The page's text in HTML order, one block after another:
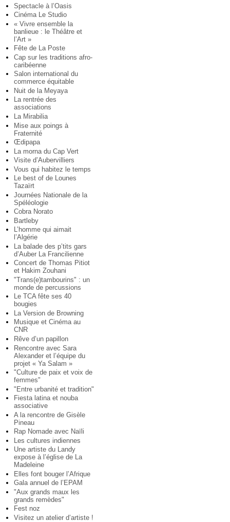
Spectacle à l’Oasis
Cinéma Le Studio
« Vivre ensemble la
banlieue : le Théâtre et
l’Art »
Fête de La Poste
Cap sur les traditions afro-
caribéenne
Salon international du
commerce équitable
Nuit de la Meyaya
La rentrée des
associations
La Mirabilia
Mise aux poings à
Fraternité
Œdipapa
La morna du Cap Vert
Visite d’Aubervilliers
Vous qui habitez le temps
Le best of de Lounes
Tazaïrt
Journées Nationale de la
Spéléologie
Cobra Norato
Bartleby
L’homme qui aimait
l’Algérie
La balade des p’tits gars
d’Auber La Francilienne
Concert de Thomas Pitiot
et Hakim Zouhani
"Trans(e)tambourins" : un
monde de percussions
Le TCA fête ses 40
bougies
La Version de Browning
Musique et Cinéma au
CNR
Rêve d’un papillon
Rencontre avec Sara
Alexander et l’équipe du
projet « Ya Salam »
"Culture de paix et voix de
femmes"
"Entre urbanité et tradition"
Fiesta latina et nouba
associative
A la rencontre de Gisèle
Pineau
Rap Nomade avec Naïli
Les cultures indiennes
Une artiste du Landy
expose à l’église de La
Madeleine
Elles font bouger l’Afrique
Gala annuel de l’EPAM
"Aux grands maux les
grands remèdes"
Fest noz
Visitez un atelier d’artiste !